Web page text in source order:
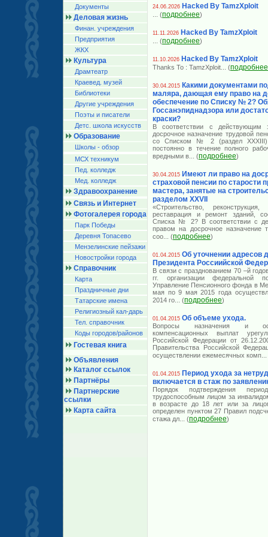
Документы
Деловая жизнь
Финан. учреждения
Предприятия
ЖКХ
Культура
Драмтеатр
Краевед. музей
Библиотеки
Другие учреждения
Поэты и писатели
Детс. школа искусств
Образование
Школы - обзор
МСХ техникум
Пед. колледж
Мед. колледж
Здравоохранение
Связь и Интернет
Фотогалерея города
Парк Победы
Деревня Топасево
Мензелинские пейзажи
Новостройки города
Справочник
Карта
Праздничные дни
Татарские имена
Религиозный кал-дарь
Тел. справочник
Коды городов/райoнов
Гостевая книга
Объявления
Каталог ссылок
Партнёры
Партнерские
ссылки
Карта сайта
24.06.2026 Hacked By TamzXploit
... (подробнее)
11.11.2026 Hacked By TamzXploit
... (подробнее)
11.10.2026 Hacked By TamzXploit
Thanks To : TamzXploit ... (подробнее
30.04.2015 Какими документами
маляра, дающая ему право на
обеспечение по Списку № 2?
Госсанэпиднадзора или
краски?
В соответствии с действующим
досрочное назначение трудовой
со Списком № 2 (раздел XXXIII)
постоянно в течение полного
вредными в ... (подробнее)
30.04.2015 Имеют ли право на
страховой пенсии по старости
мастера, занятые на
разделом XXVII
«Строительство, реконструкция,
реставрация и ремонт зданий,
Списка № 2? В соответствии с
правом на досрочное назначение
соо ... (подробнее)
01.04.2015 Об уточнении адресов
Президента Россиийской
В связи с празднованием 70 –й
гг. организации федеральной
Управление Пенсионного фонда в
мая по 9 мая 2015 года
2014 го ... (подробнее)
01.04.2015 Об объеме ухода.
Вопросы назначения и
компенсационных выплат
Российской Федерации от
Правительства Российской
осуществлении ежемесячных комп
01.04.2015 Период ухода за
включается в стаж по
Порядок подтверждения
трудоспособным лицом за
в возрасте до 18 лет или за
определен пунктом 27 Правил
стажа дл ... (подробнее)